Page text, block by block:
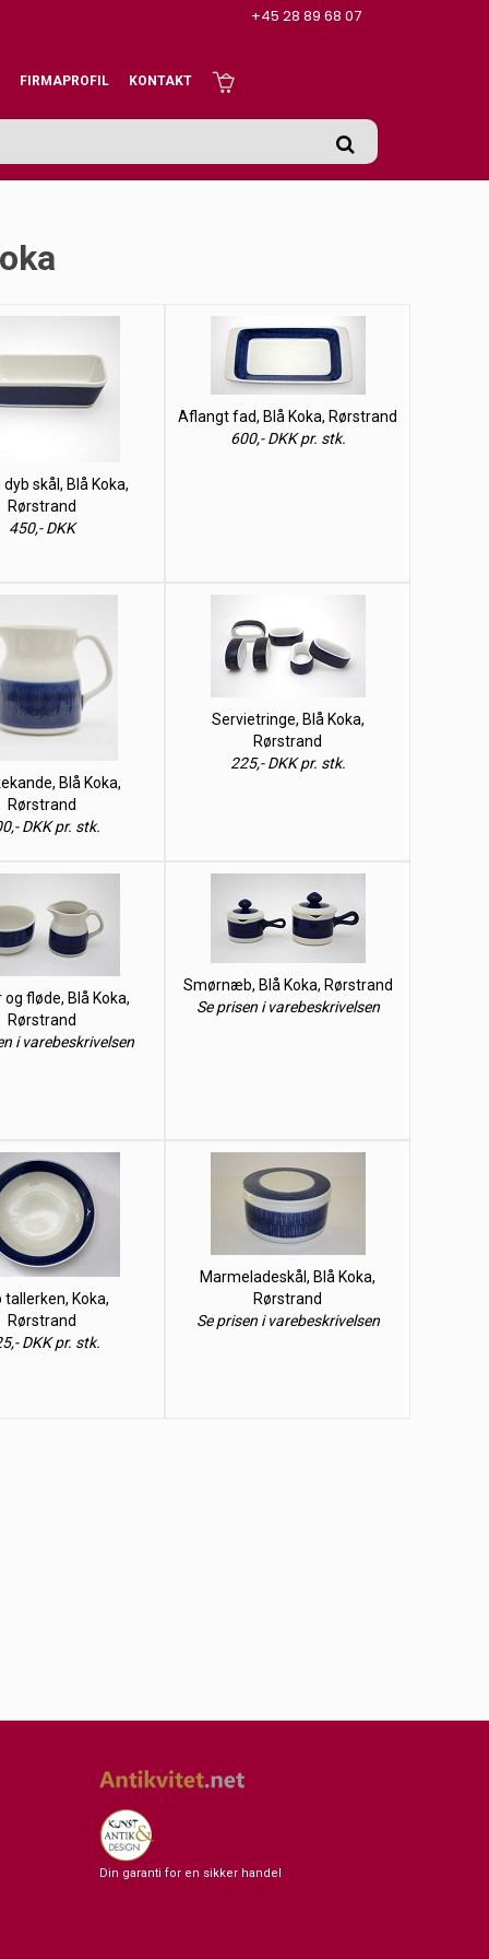
+45 28 89 68 07
FIRMAPROFIL KONTAKT
skål, Blå Koka,
Rørstrand
450,- DKK
Aflangt fad, Blå Koka, Rørstrand
600,- DKK pr. stk.
Blå Koka,
Rørstrand
DKK pr. stk.
Servietringe, Blå Koka,
Rørstrand
225,- DKK pr. stk.
og fløde, Blå Koka,
Rørstrand
i varebeskrivelsen
Smørnæb, Blå Koka, Rørstrand
Se prisen i varebeskrivelsen
tallerken, Koka,
Rørstrand
DKK pr. stk.
Marmeladeskål, Blå Koka,
Rørstrand
Se prisen i varebeskrivelsen
Din garanti for en sikker handel